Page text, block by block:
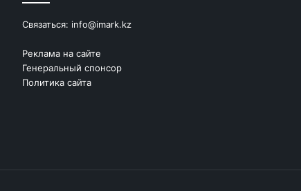
Связаться: info@imark.kz
Реклама на сайте
Генеральный спонсор
Политика сайта